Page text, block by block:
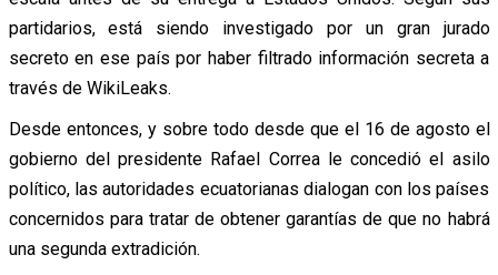
partidarios, está siendo investigado por un gran jurado
secreto en ese país por haber filtrado información secreta a
través de WikiLeaks.
Desde entonces, y sobre todo desde que el 16 de agosto el
gobierno del presidente Rafael Correa le concedió el asilo
político, las autoridades ecuatorianas dialogan con los países
concernidos para tratar de obtener garantías de que no habrá
una segunda extradición.